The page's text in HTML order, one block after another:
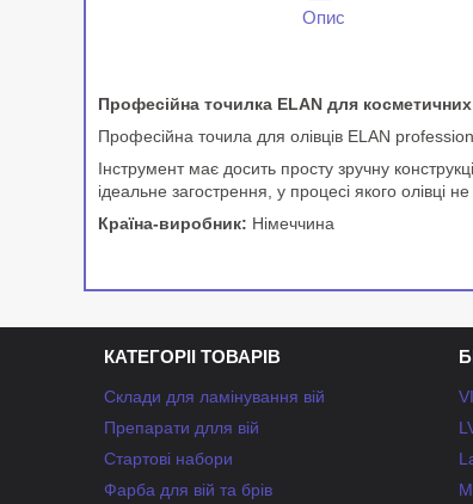
Опис
Професійна точилка ELAN для косметичних
Професійна точила для олівців ELAN
Інструмент має досить просту зручну
ідеальне загострення, у процесі якого олівці
Країна-виробник: Німеччина
КАТЕГОРІІ ТОВАРІВ
Склади для ламінування вій
Препарати длля вій
Стартові набори
Фарба для вій та брів